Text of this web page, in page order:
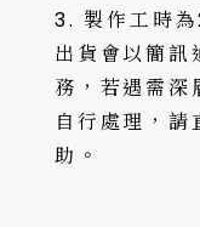
3. 製作工時
出貨會以簡訊
務，若遇需深
自行處理，請
助。